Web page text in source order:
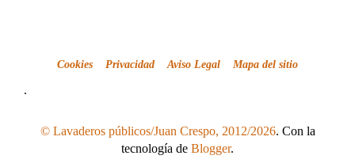
Cookies Privacidad Aviso Legal Mapa del sitio
.
© Lavaderos públicos/Juan Crespo, 2012/2026. Con la
tecnología de Blogger.